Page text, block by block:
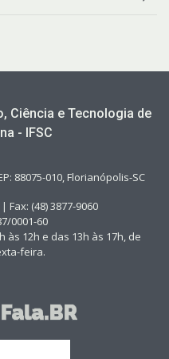
Ciência e Tecnologia de
- IFSC
88075-010, Florianópolis-SC
Fax: (48) 3877-9060
0001-60
12h e das 13h às 17h, de
feira.